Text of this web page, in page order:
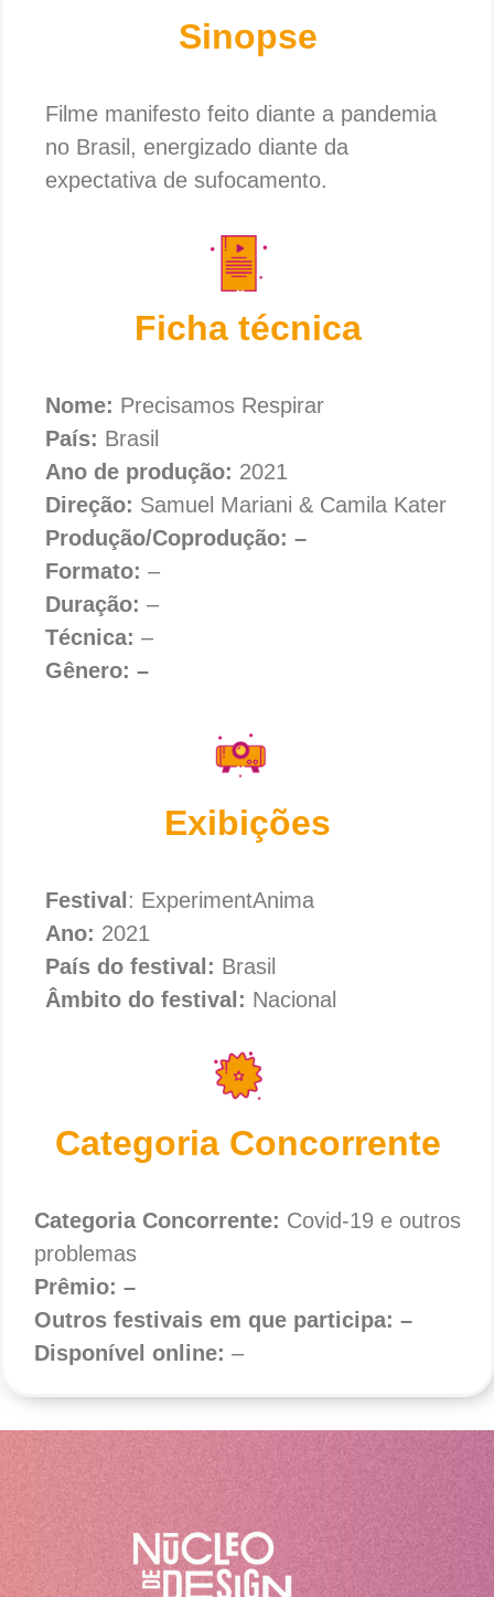
Sinopse
Filme manifesto feito diante a pandemia
no Brasil, energizado diante da
expectativa de sufocamento.
Ficha técnica
Nome: Precisamos Respirar
País: Brasil
Ano de produção: 2021
Direção: Samuel Mariani & Camila Kater
Produção/Coprodução: –
Formato: –
Duração: –
Técnica: –
Gênero: –
Exibições
Festival: ExperimentAnima
Ano: 2021
País do festival: Brasil
Âmbito do festival: Nacional
Categoria Concorrente
Categoria Concorrente: Covid-19 e outros
problemas
Prêmio: –
Outros festivais em que participa: –
Disponível online: –